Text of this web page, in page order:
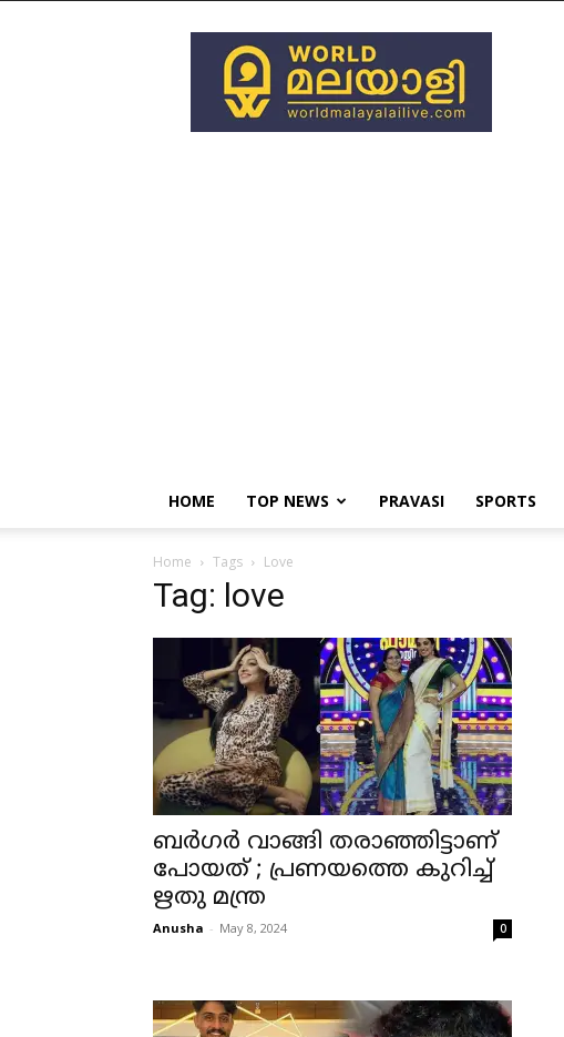
World
Malayali
Live
HOME TOP NEWS PRAVASI SPORTS
Home Tags Love
Tag: love
ബര്‍ഗര്‍ വാങ്ങി തരാഞ്ഞിട്ടാണ്
പോയത് ; പ്രണയത്തെ കുറിച്ച്
ഋതു മന്ത്ര
Anusha - May 8, 2024 0